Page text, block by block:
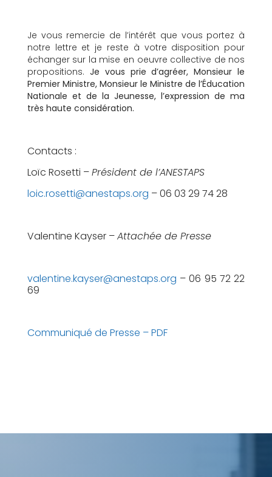
Je vous remercie de l’intérêt que vous portez à
notre lettre et je reste à votre disposition pour
échanger sur la mise en oeuvre collective de nos
propositions. Je vous prie d’agréer, Monsieur le
Premier Ministre, Monsieur le Ministrede l’Éducation
Nationale et de la Jeunesse, l’expression de ma
très haute considération.
Contacts :
Loïc Rosetti –Président de l’ANESTAPS
loic.rosetti@anestaps.org – 06 03 29 74 28
Valentine Kayser –Attachée de Presse
valentine.kayser@anestaps.org – 06 95 72 22
69
Communiqué de Presse – PDF